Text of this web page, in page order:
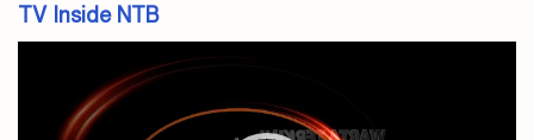
TV Inside NTB